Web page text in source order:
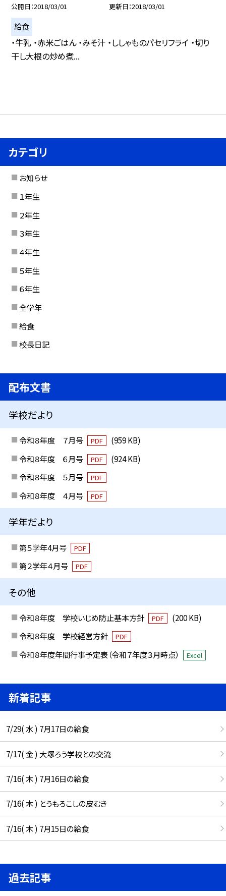
公開日 2018/03/01 更新日 2018/03/01
給食
・牛乳 ・赤米ごはん ・みそ汁 ・ししゃものパセリフライ ・切り
干し大根の炒め煮...
カテゴリ
お知らせ
１年生
２年生
３年生
４年生
５年生
６年生
全学年
給食
校長日記
配布文書
学校だより
令和８年度 ７月号 PDF
(959 KB)
令和８年度 ６月号
PDF
(924 KB)
令和８年度 ５月号
PDF
令和８年度 ４月号 PDF
学年だより
第５学年4月号 PDF
第２学年４月号 PDF
その他
令和８年度 学校いじめ防止基本方針 PDF
(200 KB)
令和８年度 学校経営方針
PDF
令和８年度年間行事予定表（令和７年度３月時点） Excel
新着記事
7/29( 水 ) 7月17日の給食
7/17( 金 ) 大塚ろう学校との交流
7/16( 木 ) 7月16日の給食
7/16( 木 ) とうもろこしの皮むき
7/16( 木 ) 7月15日の給食
過去記事